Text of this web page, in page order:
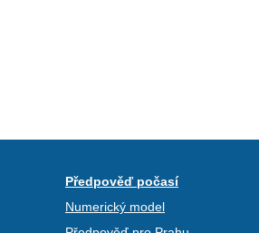
Předpověď počasí
Numerický model